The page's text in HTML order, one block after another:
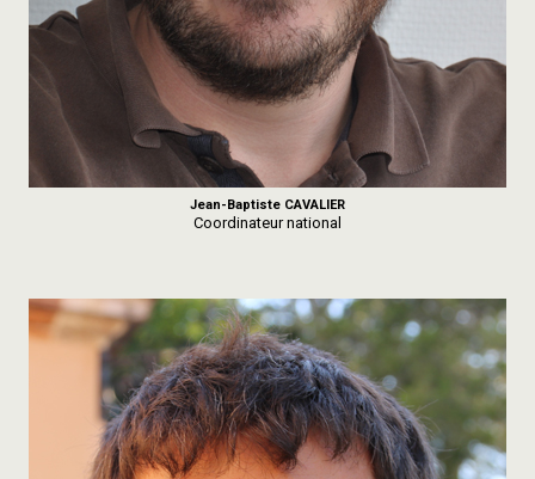
Jean-Baptiste CAVALIER
Coordinateur national